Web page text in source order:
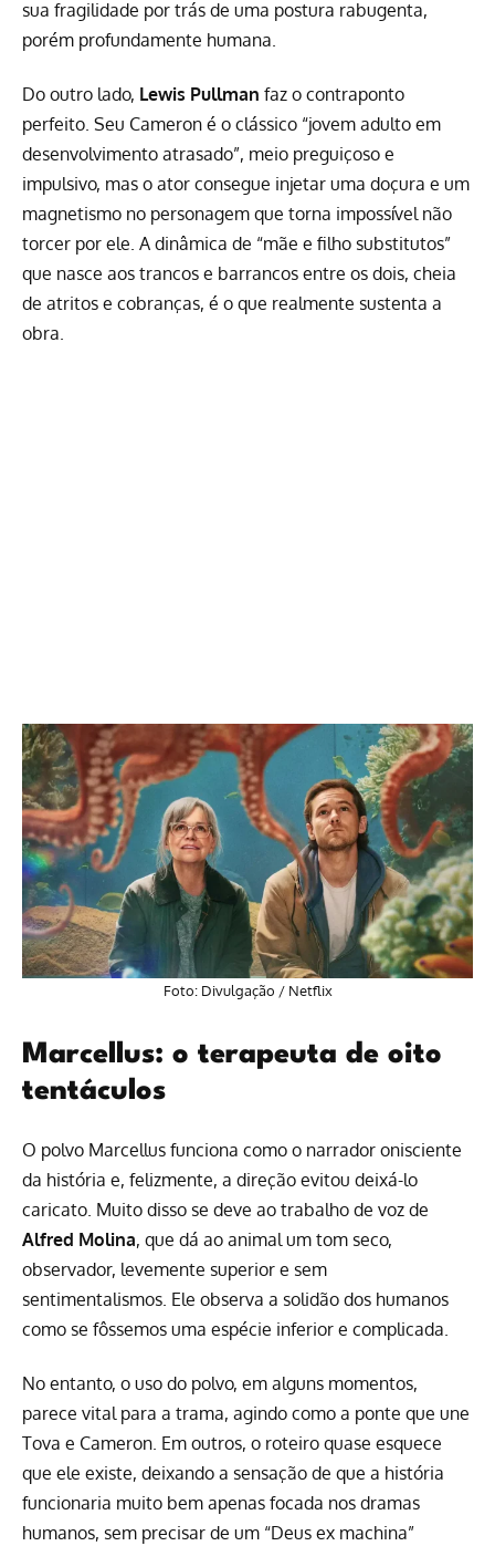
sua fragilidade por trás de uma postura rabugenta,
porém profundamente humana.
Do outro lado, Lewis Pullman faz o contraponto
perfeito. Seu Cameron é o clássico “jovem adulto em
desenvolvimento atrasado”, meio preguiçoso e
impulsivo, mas o ator consegue injetar uma doçura e um
magnetismo no personagem que torna impossível não
torcer por ele. A dinâmica de “mãe e filho substitutos”
que nasce aos trancos e barrancos entre os dois, cheia
de atritos e cobranças, é o que realmente sustenta a
obra.
Foto: Divulgação / Netflix
Marcellus: o terapeuta de oito
tentáculos
O polvo Marcellus funciona como o narrador onisciente
da história e, felizmente, a direção evitou deixá-lo
caricato. Muito disso se deve ao trabalho de voz de
Alfred Molina, que dá ao animal um tom seco,
observador, levemente superior e sem
sentimentalismos. Ele observa a solidão dos humanos
como se fôssemos uma espécie inferior e complicada.
No entanto, o uso do polvo, em alguns momentos,
parece vital para a trama, agindo como a ponte que une
Tova e Cameron. Em outros, o roteiro quase esquece
que ele existe, deixando a sensação de que a história
funcionaria muito bem apenas focada nos dramas
humanos, sem precisar de um “Deus ex machina”